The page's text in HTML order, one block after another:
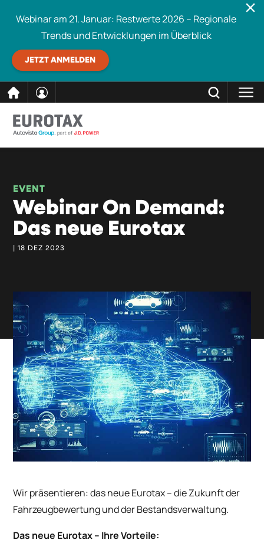
Inhalt
Webinar am 21. Januar: Restwerte 2026 – Regionale
Trends und Entwicklungen im Überblick
JETZT ANMELDEN
EVENT
Webinar On Demand:
Das neue Eurotax
| 18 DEZ 2023
Wir präsentieren: das neue Eurotax – die Zukunft der
Fahrzeugbewertung und der Bestandsverwaltung.
Das neue Eurotax – Ihre Vorteile: